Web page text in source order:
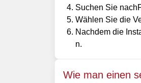
Suchen Sie
Wählen Sie die
Nachdem die
n.
Wie man einen